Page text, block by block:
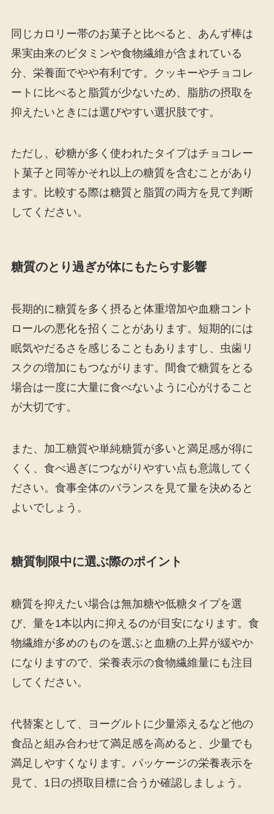
同じカロリー帯のお菓子と比べると、あんず棒は
果実由来のビタミンや食物繊維が含まれている
分、栄養面でやや有利です。クッキーやチョコレ
ートに比べると脂質が少ないため、脂肪の摂取を
抑えたいときには選びやすい選択肢です。
ただし、砂糖が多く使われたタイプはチョコレー
ト菓子と同等かそれ以上の糖質を含むことがあり
ます。比較する際は糖質と脂質の両方を見て判断
してください。
糖質のとり過ぎが体にもたらす影響
長期的に糖質を多く摂ると体重増加や血糖コント
ロールの悪化を招くことがあります。短期的には
眠気やだるさを感じることもありますし、虫歯リ
スクの増加にもつながります。間食で糖質をとる
場合は一度に大量に食べないように心がけること
が大切です。
また、加工糖質や単純糖質が多いと満足感が得に
くく、食べ過ぎにつながりやすい点も意識してく
ださい。食事全体のバランスを見て量を決めると
よいでしょう。
糖質制限中に選ぶ際のポイント
糖質を抑えたい場合は無加糖や低糖タイプを選
び、量を1本以内に抑えるのが目安になります。食
物繊維が多めのものを選ぶと血糖の上昇が緩やか
になりますので、栄養表示の食物繊維量にも注目
してください。
代替案として、ヨーグルトに少量添えるなど他の
食品と組み合わせて満足感を高めると、少量でも
満足しやすくなります。パッケージの栄養表示を
見て、1日の摂取目標に合うか確認しましょう。